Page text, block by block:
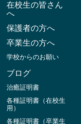
在校生の皆さん
へ
保護者の方へ
卒業生の方へ
学校からのお願い
ブログ
治癒証明書
各種証明書（在校生
用）
各種証明書（卒業生